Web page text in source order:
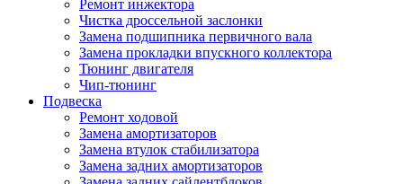
Ремонт инжектора
Чистка дроссельной заслонки
Замена подшипника первичного вала
Замена прокладки впускного коллектора
Тюнинг двигателя
Чип-тюнинг
Подвеска
Ремонт ходовой
Замена амортизаторов
Замена втулок стабилизатора
Замена задних амортизаторов